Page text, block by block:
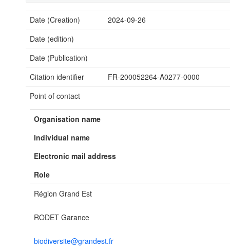
Date (Creation)
2024-09-26
Date (edition)
Date (Publication)
Citation identifier
FR-200052264-A0277-0000
Point of contact
Organisation name
Individual name
Electronic mail address
Role
Région Grand Est
RODET Garance
biodiversite@grandest.fr